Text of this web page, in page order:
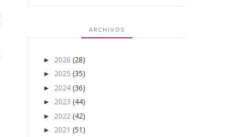
ARCHIVOS
► 2026 (28)
► 2025 (35)
► 2024 (36)
► 2023 (44)
► 2022 (42)
► 2021 (51)